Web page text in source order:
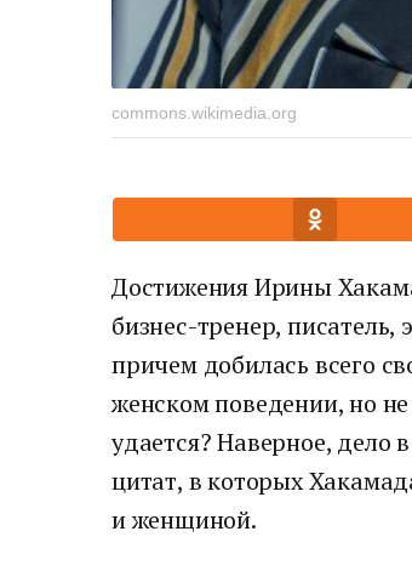
commons.wikimedia.org
Достижения Ирины
бизнес-тренер,
причем добилась всего
женском поведении, но
удается? Наверное, дело
цитат, в которых
и женщиной.